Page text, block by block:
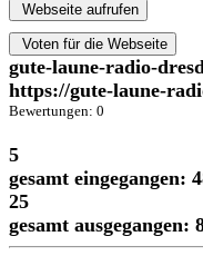
Webseite aufrufen
Voten für die Webseite
gute-laune-radio-
https://gute-laune-
Bewertungen: 0
5
gesamt eingegangen:
25
gesamt ausgegangen: